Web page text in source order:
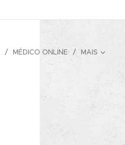
MÉDICO ONLINE MAIS